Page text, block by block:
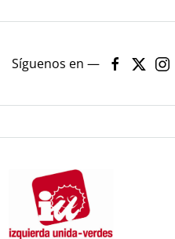
Síguenos en —